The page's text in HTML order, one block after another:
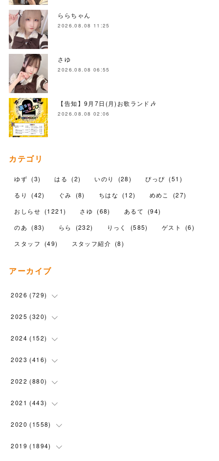
ららちゃん
2026.08.08 11:25
さゆ
2026.08.08 06:55
【告知】9月7日(月)お歌ランド🎶
2026.08.08 02:06
カテゴリ
ゆず (3) はる (2) いのり (28) ぴっぴ (51 )
るり
(42) ぐみ (8) ちはな (12) めめこ (27)
おしらせ (1221) さゆ (68) あるて (94)
のあ
(83) らら (232) りっく (585) ゲスト (6)
スタッフ
(49) スタッフ紹介 (8)
アーカイブ
2026 (729)
(20)
(104
( 110
( 119
2025 (320)
(90)
( 100
(72)
( 4 )
2024 (152)
(5 )
(5)
( 7 )
( 6 )
2023 (416)
(28)
( 58)
( 45)
( 69 )
2022 (880)
(31)
(64)
(76 )
2021 (443)
(54)
(91)
2020 (1558)
(107)
2019 (1894)